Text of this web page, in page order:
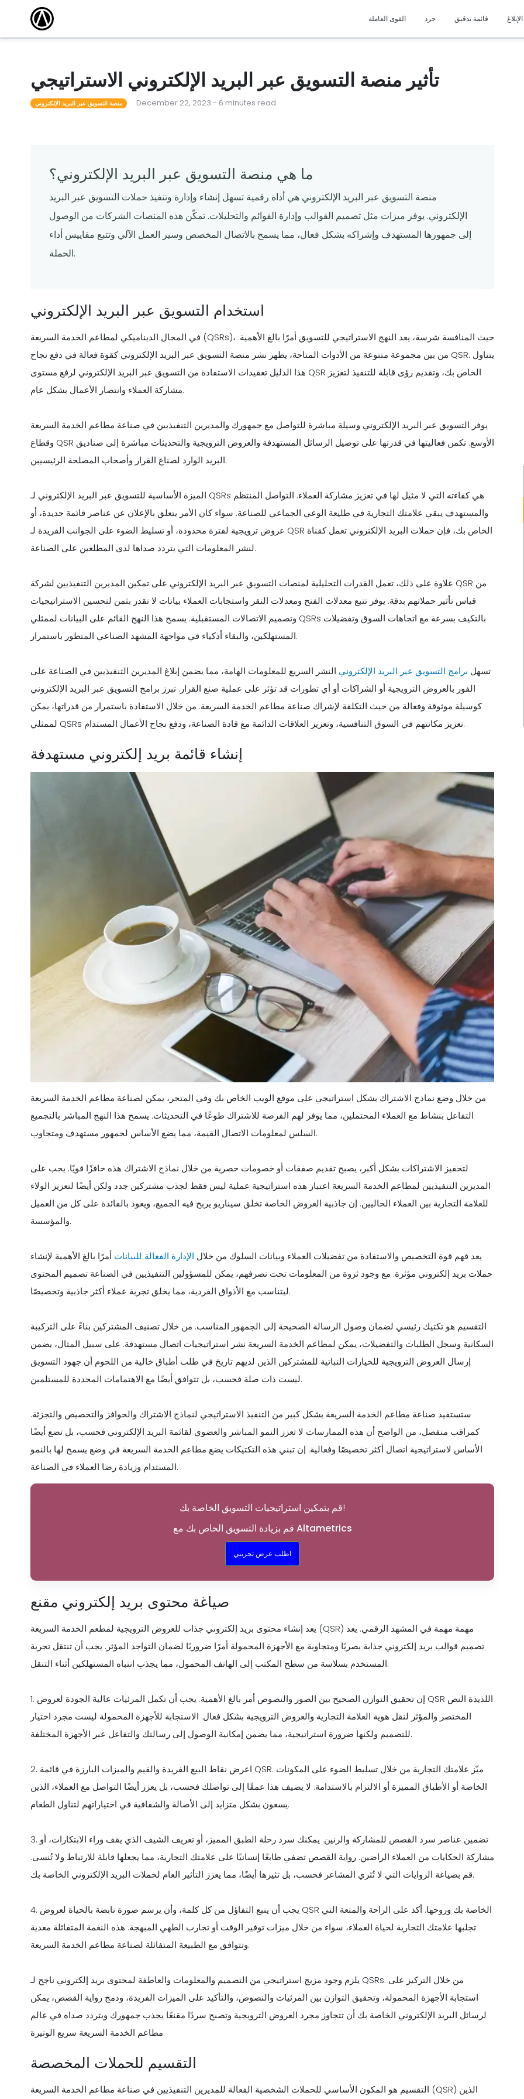
القوى العاملة جرد قائمة تدقيق الإبلاغ
ندوات عبر الإنترنت
تساعدك البرامج التعليمية المجانية عبر الإنترنت التي
القوالب
عزز سرعة وكفاءة عمليات مطعمك باستخدام قوالبنا
تأثير منصة التسويق عبر البريد الإلكتروني الاستراتيجي
منصة التسويق عبر البريد الإلكتروني December 22, 2023 - 6 minutes read
ما هي منصة التسويق عبر البريد الإلكتروني؟
منصة التسويق عبر البريد الإلكتروني هي أداة رقمية تسهل إنشاء وإدارة وتنفيذ حملات التسويق عبر البريد
الإلكتروني. يوفر ميزات مثل تصميم القوالب وإدارة القوائم والتحليلات. تمكّن هذه المنصات الشركات من الوصول
إلى جمهورها المستهدف وإشراكه بشكل فعال، مما يسمح بالاتصال المخصص وسير العمل الآلي وتتبع مقاييس أداء
الحملة.
استخدام التسويق عبر البريد الإلكتروني
في المجال الديناميكي لمطاعم الخدمة السريعة (QSRs)، حيث المنافسة شرسة، يعد النهج الاستراتيجي للتسويق أمرًا بالغ الأهمية.
من بين مجموعة متنوعة من الأدوات المتاحة، يظهر نشر منصة التسويق عبر البريد الإلكتروني كقوة فعالة في دفع نجاح QSR. يتناول
هذا الدليل تعقيدات الاستفادة من التسويق عبر البريد الإلكتروني لرفع مستوى QSR الخاص بك، وتقديم رؤى قابلة للتنفيذ لتعزيز
مشاركة العملاء وانتصار الأعمال بشكل عام.
يوفر التسويق عبر البريد الإلكتروني وسيلة مباشرة للتواصل مع جمهورك والمديرين التنفيذيين في صناعة مطاعم الخدمة السريعة
وقطاع QSR الأوسع. تكمن فعاليتها في قدرتها على توصيل الرسائل المستهدفة والعروض الترويجية والتحديثات مباشرة إلى صناديق
البريد الوارد لصناع القرار وأصحاب المصلحة الرئيسيين.
الميزة الأساسية للتسويق عبر البريد الإلكتروني لـ QSRs هي كفاءته التي لا مثيل لها في تعزيز مشاركة العملاء. التواصل المنتظم
والمستهدف يبقي علامتك التجارية في طليعة الوعي الجماعي للصناعة. سواء كان الأمر يتعلق بالإعلان عن عناصر قائمة جديدة، أو
عروض ترويجية لفترة محدودة، أو تسليط الضوء على الجوانب الفريدة لـ QSR الخاص بك، فإن حملات البريد الإلكتروني تعمل كقناة
لنشر المعلومات التي يتردد صداها لدى المطلعين على الصناعة.
علاوة على ذلك، تعمل القدرات التحليلية لمنصات التسويق عبر البريد الإلكتروني على تمكين المديرين التنفيذيين لشركة QSR من
قياس تأثير حملاتهم بدقة. يوفر تتبع معدلات الفتح ومعدلات النقر واستجابات العملاء بيانات لا تقدر بثمن لتحسين الاستراتيجيات
وتصميم الاتصالات المستقبلية. يسمح هذا النهج القائم على البيانات لممثلي QSRs بالتكيف بسرعة مع اتجاهات السوق وتفضيلات
المستهلكين، والبقاء أذكياء في مواجهة المشهد الصناعي المتطور باستمرار.
تسهل برامج التسويق عبر البريد الإلكتروني النشر السريع للمعلومات الهامة، مما يضمن إبلاغ المديرين التنفيذيين في الصناعة على
الفور بالعروض الترويجية أو الشراكات أو أي تطورات قد تؤثر على عملية صنع القرار. تبرز برامج التسويق عبر البريد الإلكتروني
كوسيلة موثوقة وفعالة من حيث التكلفة لإشراك صناعة مطاعم الخدمة السريعة. من خلال الاستفادة باستمرار من قدراتها، يمكن
لممثلي QSRs تعزيز مكانتهم في السوق التنافسية، وتعزيز العلاقات الدائمة مع قادة الصناعة، ودفع نجاح الأعمال المستدام.
إنشاء قائمة بريد إلكتروني مستهدفة
من خلال وضع نماذج الاشتراك بشكل استراتيجي على موقع الويب الخاص بك وفي المتجر، يمكن لصناعة مطاعم الخدمة السريعة
التفاعل بنشاط مع العملاء المحتملين، مما يوفر لهم الفرصة للاشتراك طوعًا في التحديثات. يسمح هذا النهج المباشر بالتجميع
السلس لمعلومات الاتصال القيمة، مما يضع الأساس لجمهور مستهدف ومتجاوب.
لتحفيز الاشتراكات بشكل أكبر، يصبح تقديم صفقات أو خصومات حصرية من خلال نماذج الاشتراك هذه حافزًا قويًا. يجب على
المديرين التنفيذيين لمطاعم الخدمة السريعة اعتبار هذه استراتيجية عملية ليس فقط لجذب مشتركين جدد ولكن أيضًا لتعزيز الولاء
للعلامة التجارية بين العملاء الحاليين. إن جاذبية العروض الخاصة تخلق سيناريو يربح فيه الجميع، ويعود بالفائدة على كل من العميل
والمؤسسة.
يعد فهم قوة التخصيص والاستفادة من تفضيلات العملاء وبيانات السلوك من خلال الإدارة الفعالة للبيانات أمرًا بالغ الأهمية لإنشاء
حملات بريد إلكتروني مؤثرة. مع وجود ثروة من المعلومات تحت تصرفهم، يمكن للمسؤولين التنفيذيين في الصناعة تصميم المحتوى
ليتناسب مع الأذواق الفردية، مما يخلق تجربة عملاء أكثر جاذبية وتخصيصًا.
التقسيم هو تكتيك رئيسي لضمان وصول الرسالة الصحيحة إلى الجمهور المناسب. من خلال تصنيف المشتركين بناءً على التركيبة
السكانية وسجل الطلبات والتفضيلات، يمكن لمطاعم الخدمة السريعة نشر استراتيجيات اتصال مستهدفة. على سبيل المثال، يضمن
إرسال العروض الترويجية للخيارات النباتية للمشتركين الذين لديهم تاريخ في طلب أطباق خالية من اللحوم أن جهود التسويق
ليست ذات صلة فحسب، بل تتوافق أيضًا مع الاهتمامات المحددة للمستلمين.
ستستفيد صناعة مطاعم الخدمة السريعة بشكل كبير من التنفيذ الاستراتيجي لنماذج الاشتراك والحوافز والتخصيص والتجزئة.
كمراقب منفصل، من الواضح أن هذه الممارسات لا تعزز النمو المباشر والعضوي لقائمة البريد الإلكتروني فحسب، بل تضع أيضًا
الأساس لاستراتيجية اتصال أكثر تخصيصًا وفعالية. إن تبني هذه التكتيكات يضع مطاعم الخدمة السريعة في وضع يسمح لها بالنمو
المستدام وزيادة رضا العملاء في الصناعة.
قم بتمكين استراتيجيات التسويق الخاصة بك!
قم بزيادة التسويق الخاص بك مع Altametrics
اطلب عرض تجريبي
صياغة محتوى بريد إلكتروني مقنع
يعد إنشاء محتوى بريد إلكتروني جذاب للعروض الترويجية لمطعم الخدمة السريعة (QSR) مهمة مهمة في المشهد الرقمي. يعد
تصميم قوالب بريد إلكتروني جذابة بصريًا ومتجاوبة مع الأجهزة المحمولة أمرًا ضروريًا لضمان التواجد المؤثر. يجب أن تنتقل تجربة
المستخدم بسلاسة من سطح المكتب إلى الهاتف المحمول، مما يجذب انتباه المستهلكين أثناء التنقل.
1. إن تحقيق التوازن الصحيح بين الصور والنصوص أمر بالغ الأهمية. يجب أن تكمل المرئيات عالية الجودة لعروض QSR اللذيذة النص
المختصر والمؤثر لنقل هوية العلامة التجارية والعروض الترويجية بشكل فعال. الاستجابة للأجهزة المحمولة ليست مجرد اختيار
للتصميم ولكنها ضرورة استراتيجية، مما يضمن إمكانية الوصول إلى رسالتك والتفاعل عبر الأجهزة المختلفة.
2. اعرض نقاط البيع الفريدة والقيم والميزات البارزة في قائمة QSR. ميّز علامتك التجارية من خلال تسليط الضوء على المكونات
الخاصة أو الأطباق المميزة أو الالتزام بالاستدامة. لا يضيف هذا عمقًا إلى تواصلك فحسب، بل يعزز أيضًا التواصل مع العملاء، الذين
يسعون بشكل متزايد إلى الأصالة والشفافية في اختياراتهم لتناول الطعام.
3. تضمين عناصر سرد القصص للمشاركة والرنين. يمكنك سرد رحلة الطبق المميز، أو تعريف الشيف الذي يقف وراء الابتكارات، أو
مشاركة الحكايات من العملاء الراضين. رواية القصص تضفي طابعًا إنسانيًا على علامتك التجارية، مما يجعلها قابلة للارتباط ولا تُنسى.
قم بصياغة الروايات التي لا تُثري المشاعر فحسب، بل تثيرها أيضًا، مما يعزز التأثير العام لحملات البريد الإلكتروني الخاصة بك.
4. يجب أن ينبع التفاؤل من كل كلمة، وأن يرسم صورة نابضة بالحياة لعروض QSR الخاصة بك وروحها. أكد على الراحة والمتعة التي
تجلبها علامتك التجارية لحياة العملاء، سواء من خلال ميزات توفير الوقت أو تجارب الطهي المبهجة. هذه النغمة المتفائلة معدية
وتتوافق مع الطبيعة المتفائلة لصناعة مطاعم الخدمة السريعة.
يلزم وجود مزيج استراتيجي من التصميم والمعلومات والعاطفة لمحتوى بريد إلكتروني ناجح لـ QSRs. من خلال التركيز على
استجابة الأجهزة المحمولة، وتحقيق التوازن بين المرئيات والنصوص، والتأكيد على الميزات الفريدة، ودمج رواية القصص، يمكن
لرسائل البريد الإلكتروني الخاصة بك أن تتجاوز مجرد العروض الترويجية وتصبح سردًا مقنعًا يجذب جمهورك ويتردد صداه في عالم
مطاعم الخدمة السريعة سريع الوتيرة.
التقسيم للحملات المخصصة
التقسيم هو المكون الأساسي للحملات الشخصية الفعالة للمديرين التنفيذيين في صناعة مطاعم الخدمة السريعة (QSR) الذين